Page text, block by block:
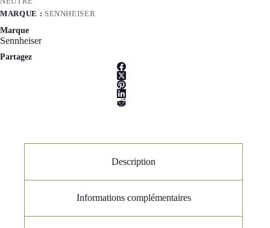
MARQUE : SENNHEISER
Marque
Sennheiser
Partagez
Description
Informations complémentaires